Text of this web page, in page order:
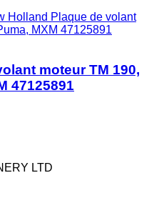
Holland Plaque de volant
MXM 47125891
moteur TM 190,
47125891
LTD